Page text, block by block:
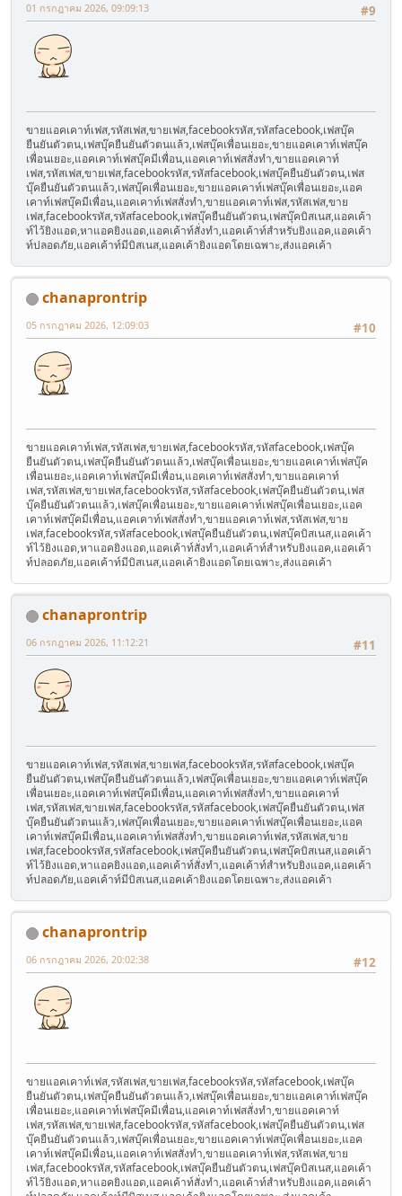
#9
01 กรกฎาคม 2026, 09:09:13
ขายแอคเคาท์เฟส,รหัสเฟส,ขายเฟส,facebookรหัส,รหัสfacebook,เฟสบุ๊ค
ยืนยันตัวตน,เฟสบุ๊คยืนยันตัวตนแล้ว,เฟสบุ๊คเพื่อนเยอะ,ขายแอคเคาท์เฟสบุ๊ค
เพื่อนเยอะ,แอคเคาท์เฟสบุ๊คมีเพื่อน,แอคเคาท์เฟสสั่งทำ,ขายแอคเคาท์
เฟส,รหัสเฟส,ขายเฟส,facebookรหัส,รหัสfacebook,เฟสบุ๊คยืนยันตัวตน,เฟส
บุ๊คยืนยันตัวตนแล้ว,เฟสบุ๊คเพื่อนเยอะ,ขายแอคเคาท์เฟสบุ๊คเพื่อนเยอะ,แอค
เคาท์เฟสบุ๊คมีเพื่อน,แอคเคาท์เฟสสั่งทำ,ขายแอคเคาท์เฟส,รหัสเฟส,ขาย
เฟส,facebookรหัส,รหัสfacebook,เฟสบุ๊คยืนยันตัวตน,เฟสบุ๊คบิสเนส,แอคเค้า
ท์ไว้ยิงแอด,หาแอคยิงแอด,แอคเค้าท์สั่งทำ,แอคเค้าท์สำหรับยิงแอค,แอคเค้า
ท์ปลอดภัย,แอคเค้าท์มีบิสเนส,แอคเค้ายิงแอดโดยเฉพาะ,ส่งแอคเค้า
chanaprontrip
#10
05 กรกฎาคม 2026, 12:09:03
ขายแอคเคาท์เฟส,รหัสเฟส,ขายเฟส,facebookรหัส,รหัสfacebook,เฟสบุ๊ค
ยืนยันตัวตน,เฟสบุ๊คยืนยันตัวตนแล้ว,เฟสบุ๊คเพื่อนเยอะ,ขายแอคเคาท์เฟสบุ๊ค
เพื่อนเยอะ,แอคเคาท์เฟสบุ๊คมีเพื่อน,แอคเคาท์เฟสสั่งทำ,ขายแอคเคาท์
เฟส,รหัสเฟส,ขายเฟส,facebookรหัส,รหัสfacebook,เฟสบุ๊คยืนยันตัวตน,เฟส
บุ๊คยืนยันตัวตนแล้ว,เฟสบุ๊คเพื่อนเยอะ,ขายแอคเคาท์เฟสบุ๊คเพื่อนเยอะ,แอค
เคาท์เฟสบุ๊คมีเพื่อน,แอคเคาท์เฟสสั่งทำ,ขายแอคเคาท์เฟส,รหัสเฟส,ขาย
เฟส,facebookรหัส,รหัสfacebook,เฟสบุ๊คยืนยันตัวตน,เฟสบุ๊คบิสเนส,แอคเค้า
ท์ไว้ยิงแอด,หาแอคยิงแอด,แอคเค้าท์สั่งทำ,แอคเค้าท์สำหรับยิงแอค,แอคเค้า
ท์ปลอดภัย,แอคเค้าท์มีบิสเนส,แอคเค้ายิงแอดโดยเฉพาะ,ส่งแอคเค้า
chanaprontrip
#11
06 กรกฎาคม 2026, 11:12:21
ขายแอคเคาท์เฟส,รหัสเฟส,ขายเฟส,facebookรหัส,รหัสfacebook,เฟสบุ๊ค
ยืนยันตัวตน,เฟสบุ๊คยืนยันตัวตนแล้ว,เฟสบุ๊คเพื่อนเยอะ,ขายแอคเคาท์เฟสบุ๊ค
เพื่อนเยอะ,แอคเคาท์เฟสบุ๊คมีเพื่อน,แอคเคาท์เฟสสั่งทำ,ขายแอคเคาท์
เฟส,รหัสเฟส,ขายเฟส,facebookรหัส,รหัสfacebook,เฟสบุ๊คยืนยันตัวตน,เฟส
บุ๊คยืนยันตัวตนแล้ว,เฟสบุ๊คเพื่อนเยอะ,ขายแอคเคาท์เฟสบุ๊คเพื่อนเยอะ,แอค
เคาท์เฟสบุ๊คมีเพื่อน,แอคเคาท์เฟสสั่งทำ,ขายแอคเคาท์เฟส,รหัสเฟส,ขาย
เฟส,facebookรหัส,รหัสfacebook,เฟสบุ๊คยืนยันตัวตน,เฟสบุ๊คบิสเนส,แอคเค้า
ท์ไว้ยิงแอด,หาแอคยิงแอด,แอคเค้าท์สั่งทำ,แอคเค้าท์สำหรับยิงแอค,แอคเค้า
ท์ปลอดภัย,แอคเค้าท์มีบิสเนส,แอคเค้ายิงแอดโดยเฉพาะ,ส่งแอคเค้า
chanaprontrip
#12
06 กรกฎาคม 2026, 20:02:38
ขายแอคเคาท์เฟส,รหัสเฟส,ขายเฟส,facebookรหัส,รหัสfacebook,เฟสบุ๊ค
ยืนยันตัวตน,เฟสบุ๊คยืนยันตัวตนแล้ว,เฟสบุ๊คเพื่อนเยอะ,ขายแอคเคาท์เฟสบุ๊ค
เพื่อนเยอะ,แอคเคาท์เฟสบุ๊คมีเพื่อน,แอคเคาท์เฟสสั่งทำ,ขายแอคเคาท์
เฟส,รหัสเฟส,ขายเฟส,facebookรหัส,รหัสfacebook,เฟสบุ๊คยืนยันตัวตน,เฟส
บุ๊คยืนยันตัวตนแล้ว,เฟสบุ๊คเพื่อนเยอะ,ขายแอคเคาท์เฟสบุ๊คเพื่อนเยอะ,แอค
เคาท์เฟสบุ๊คมีเพื่อน,แอคเคาท์เฟสสั่งทำ,ขายแอคเคาท์เฟส,รหัสเฟส,ขาย
เฟส,facebookรหัส,รหัสfacebook,เฟสบุ๊คยืนยันตัวตน,เฟสบุ๊คบิสเนส,แอคเค้า
ท์ไว้ยิงแอด,หาแอคยิงแอด,แอคเค้าท์สั่งทำ,แอคเค้าท์สำหรับยิงแอค,แอคเค้า